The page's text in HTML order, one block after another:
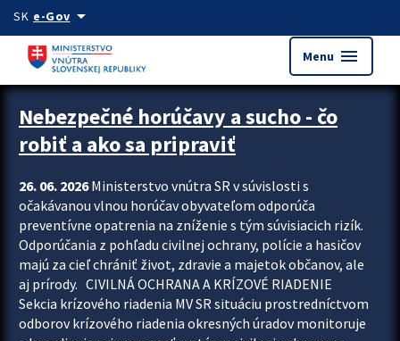
Preskocit na hlavný obsah
SK e-Govarrow_drop_down
Menu menu
Zastavit automatický posun upútavok
Nebezpečné horúčavy a sucho - čo
robiť a ako sa pripraviť
26. 06. 2026Ministerstvo vnútra SR v súvislosti s
očakávanou vlnou horúčav obyvateľom odporúča
preventívne opatrenia na zníženie s tým súvisiacich rizík.
Odporúčania z pohľadu civilnej ochrany, polície a hasičov
majú za cieľ chrániť život, zdravie a majetok občanov, ale
aj prírody. CIVILNÁ OCHRANA A KRÍZOVÉ RIADENIE
Sekcia krízového riadenia MV SR situáciu prostredníctvom
odborov krízového riadenia okresných úradov monitoruje